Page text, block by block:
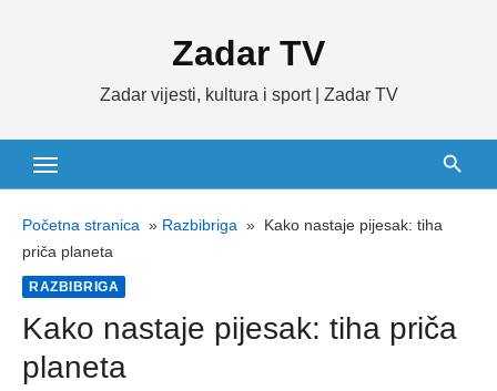
Zadar TV
Zadar vijesti, kultura i sport | Zadar TV
Početna stranica » Razbibriga » Kako nastaje pijesak: tiha
priča planeta
RAZBIBRIGA
Kako nastaje pijesak: tiha priča
planeta